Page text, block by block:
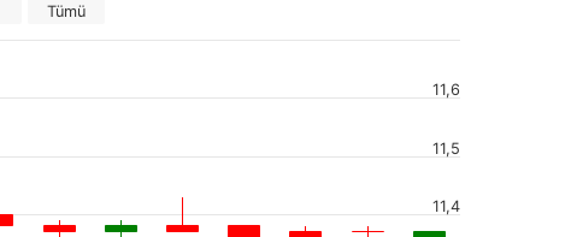
Tümü
11,4
11,5
11,6